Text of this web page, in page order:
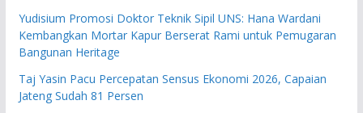
Yudisium Promosi Doktor Teknik Sipil UNS: Hana Wardani
Kembangkan Mortar Kapur Berserat Rami untuk Pemugaran
Bangunan Heritage
Taj Yasin Pacu Percepatan Sensus Ekonomi 2026, Capaian
Jateng Sudah 81 Persen